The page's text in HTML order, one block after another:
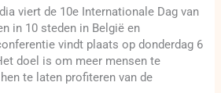
viert de 10e Internationale Dag van
in 10 steden in België en
vindt plaats op donderdag 6
doel is om meer mensen te
te laten profiteren van de